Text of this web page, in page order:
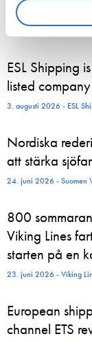
ESL Shipping
listed company
3. augusti 2026 - ESL
Nordiska
att stärka
24. juni 2026 - Suomen
800
Viking Lines
starten på en
23. juni 2026 - Viking
European
channel ETS